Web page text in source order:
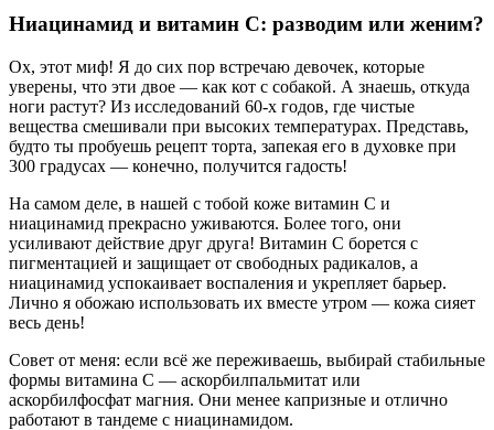
Ниацинамид и витамин С: разводим или женим?
Ох, этот миф! Я до сих пор встречаю девочек, которые
уверены, что эти двое — как кот с собакой. А знаешь, откуда
ноги растут? Из исследований 60-х годов, где чистые
вещества смешивали при высоких температурах. Представь,
будто ты пробуешь рецепт торта, запекая его в духовке при
300 градусах — конечно, получится гадость!
На самом деле, в нашей с тобой коже витамин С и
ниацинамид прекрасно уживаются. Более того, они
усиливают действие друг друга! Витамин С борется с
пигментацией и защищает от свободных радикалов, а
ниацинамид успокаивает воспаления и укрепляет барьер.
Лично я обожаю использовать их вместе утром — кожа сияет
весь день!
Совет от меня: если всё же переживаешь, выбирай стабильные
формы витамина С — аскорбилпальмитат или
аскорбилфосфат магния. Они менее капризные и отлично
работают в тандеме с ниацинамидом.